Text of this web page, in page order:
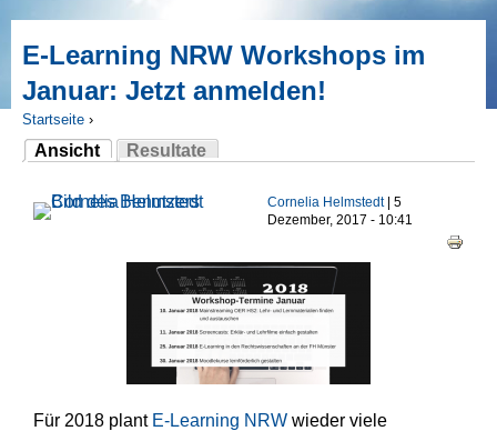
E-Learning NRW Workshops im
Januar: Jetzt anmelden!
Sie sind hier
Startseite ›
Haupt-Reiter
Ansicht
(aktiver Reiter)
Resultate
Cornelia Helmstedt| 5
Dezember, 2017 - 10:41
Für 2018 plant E-Learning NRW wieder viele